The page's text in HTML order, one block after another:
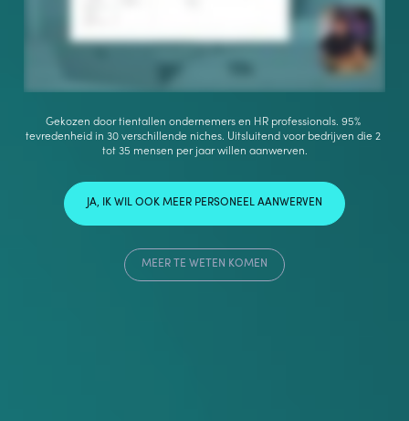
Gekozen door tientallen ondernemers en HR professionals. 95%
tevredenheid in 30 verschillende niches. Uitsluitend voor bedrijven die 2
tot 35 mensen per jaar willen aanwerven.
JA, IK WIL OOK MEER PERSONEEL AANWERVEN
MEER TE WETEN KOMEN